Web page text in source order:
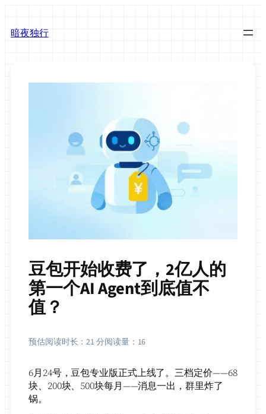
内
暗夜独行
豆包开始收费了，2亿人的
第一个AI Agent到底值不
值？
预估阅读时长：21 分阅读量： 16
6月24号，豆包专业版正式上线了。三档定价——68
块、200块、500块每月——消息一出，群里炸了
锅。